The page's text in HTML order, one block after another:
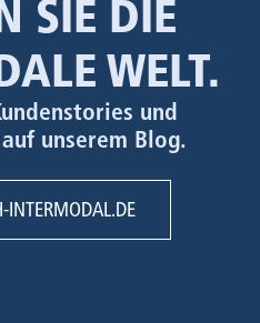
SIE DIE
WELT.
und
unserem Blog.
INTERMODAL.DE